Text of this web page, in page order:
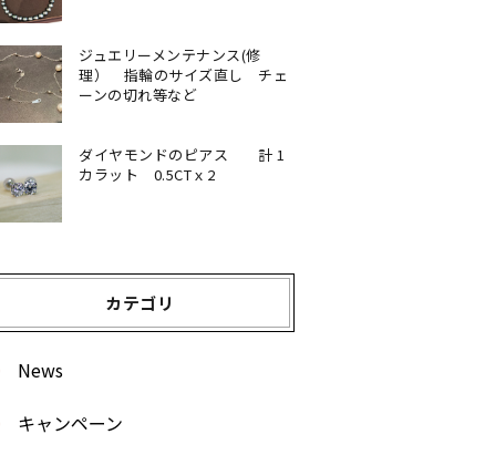
ジュエリーメンテナンス(修
理） 指輪のサイズ直し チェ
ーンの切れ等など
ダイヤモンドのピアス 計 1
カラット 0.5CTｘ2
カテゴリ
News
キャンペーン